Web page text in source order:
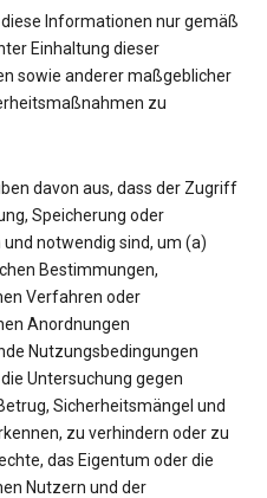
Informationen nur gemäß
Einhaltung dieser
sowie anderer maßgeblicher
zu
davon aus, dass der Zugriff
Speicherung oder
notwendig sind, um (a)
Bestimmungen,
Verfahren oder
Anordnungen
Nutzungsbedingungen
Untersuchung gegen
Sicherheitsmängel und
zu verhindern oder zu
das Eigentum oder die
Nutzern und der